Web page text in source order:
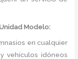
Modelo:
en cualquier
vehículos idóneos